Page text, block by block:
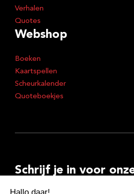
Verhalen
Quotes
Webshop
Boeken
Kaartspellen
Scheurkalender
Quoteboekjes
Schrijf je in voor